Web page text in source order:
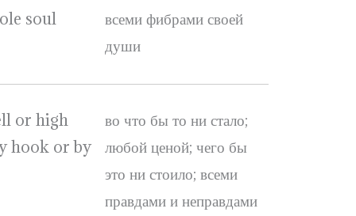
soul
всеми фибрами своей
души
or high
hook or by
во что бы то ни стало;
любой ценой; чего бы
это ни стоило; всеми
правдами и неправдами